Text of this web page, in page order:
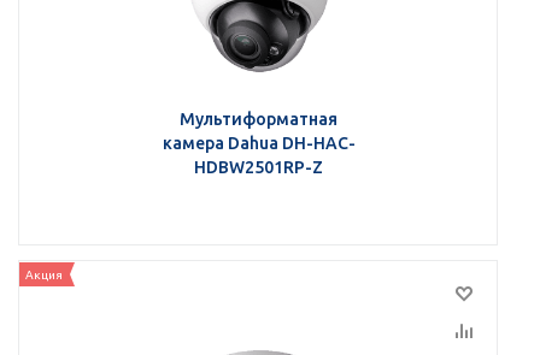
Мультиформатная
камера Dahua DH-HAC-
HDBW2501RP-Z
Акция